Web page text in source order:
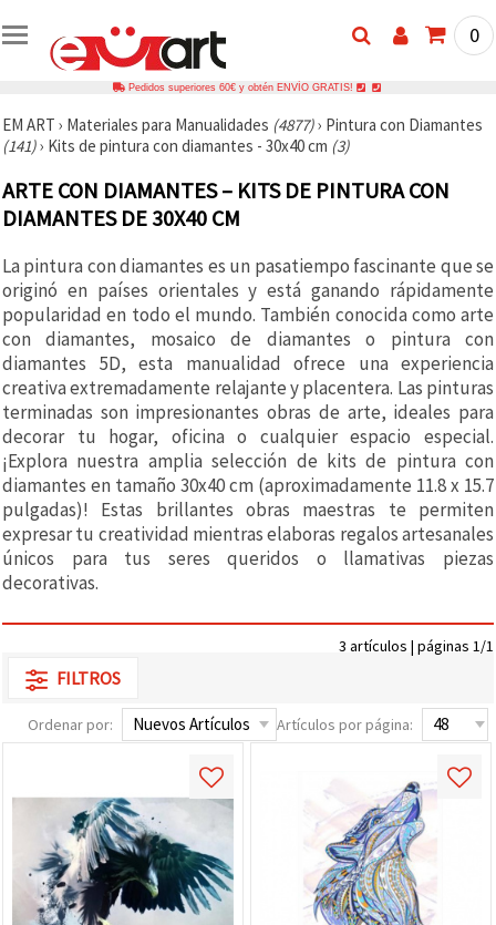
0
Pedidos superiores 60€ y obtén ENVÍO GRATIS!
EM ART › Materiales para Manualidades (4877)› Pintura con Diamantes
(141)› Kits de pintura con diamantes - 30x40 cm (3)
ARTE CON DIAMANTES – KITS DE PINTURA CON
DIAMANTES DE 30X40 CM
La pintura con diamantes es un pasatiempo fascinante que se
originó en países orientales y está ganando rápidamente
popularidad en todo el mundo. También conocida como arte
con diamantes, mosaico de diamantes o pintura con
diamantes 5D, esta manualidad ofrece una experiencia
creativa extremadamente relajante y placentera. Las pinturas
terminadas son impresionantes obras de arte, ideales para
decorar tu hogar, oficina o cualquier espacio especial.
¡Explora nuestra amplia selección de kits de pintura con
diamantes en tamaño 30x40 cm (aproximadamente 11.8 x 15.7
pulgadas)! Estas brillantes obras maestras te permiten
expresar tu creatividad mientras elaboras regalos artesanales
únicos para tus seres queridos o llamativas piezas
decorativas.
3 artículos | páginas 1/1
FILTROS
Ordenar por: Artículos por página: